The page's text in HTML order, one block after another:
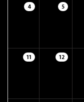
4 5
11 12